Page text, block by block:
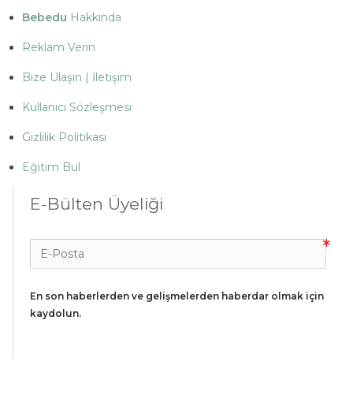
Bebedu Hakkında
Reklam Verin
Bize Ulaşın | İletişim
Kullanıcı Sözleşmesi
Gizlilik Politikası
Eğitim Bul
E-Bülten Üyeliği
En son haberlerden ve gelişmelerden haberdar olmak için
kaydolun.